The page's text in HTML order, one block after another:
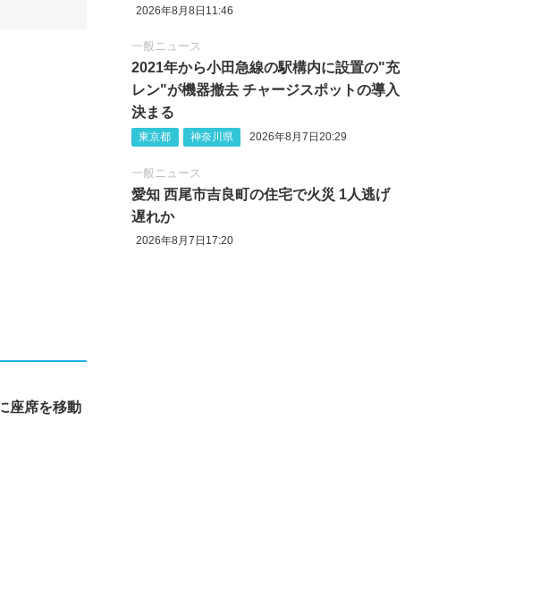
座席を移動
2026年8月8日11:46
一般ニュース
2021年から小田急線の駅構内に設置の"充
レン"が機器撤去 チャージスポットの導入
決まる
東京都 神奈川県 2026年8月7日20:29
一般ニュース
愛知 西尾市吉良町の住宅で火災 1人逃げ
遅れか
2026年8月7日17:20